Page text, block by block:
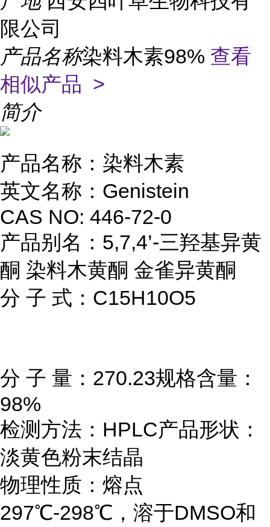
限公司
产品名称染料木素98% 查看
相似产品 >
简介
产品名称：染料木素
英文名称：Genistein
CAS NO: 446-72-0
产品别名：5,7,4’-三羟基异黄
酮 染料木黄酮 金雀异黄酮
分 子 式：C15H10O5
分 子 量：270.23规格含量：
98%
检测方法：HPLC产品形状：
淡黄色粉末结晶
物理性质：熔点
297℃-298℃，溶于DMSO和